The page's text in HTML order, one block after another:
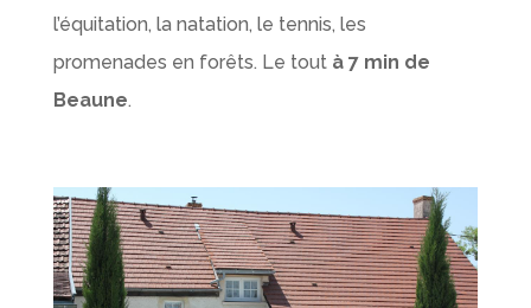
l’équitation, la natation, le tennis, les
promenades en forêts. Le tout à 7 min de
Beaune.